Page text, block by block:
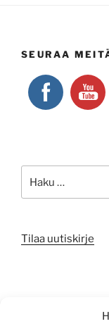
SEURAA
Tilaa uutiskirje